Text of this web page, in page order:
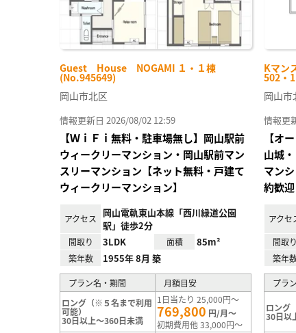
Guest House NOGAMI １・１棟
(No.945649)
岡山市北区
情報更新日 2026/08/02 12:59
【ＷｉＦｉ無料・駐車場無し】岡山駅前
ウィークリーマンション・岡山駅前マン
スリーマンション【ネット無料・戸建て
ウィークリーマンション】
アクセス
岡山電軌東山本線「西川緑道公園
駅」徒歩2分
間取り 3LDK 面積 85m²
築年数 1955年 8月 築
プラン名・期間
月額目安
ロング（※５名まで利用
可能）
30日以上～360日未満
1日当たり 25,000円～
769,800 円/月～
初期費用他 33,000円～
Kマン
502・
岡山市
情報更
【オ
山城
マン
約歓
アクセ
間取り
築年
プラ
ロング
30日以